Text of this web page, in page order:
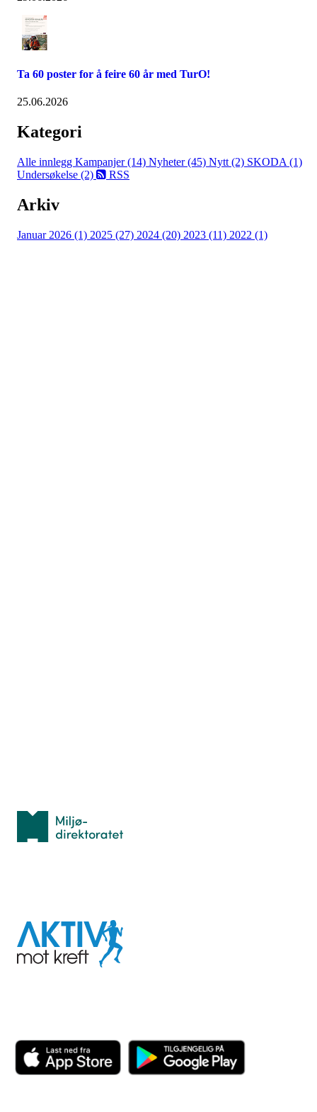
Ta 60 poster for å feire 60 år med TurO!
25.06.2026
Kategori
Alle innlegg Kampanjer (14) Nyheter (45) Nytt (2) SKODA (1)
Undersøkelse (2)
RSS
Arkiv
Januar 2026 (1) 2025 (27) 2024 (20) 2023 (11) 2022 (1)